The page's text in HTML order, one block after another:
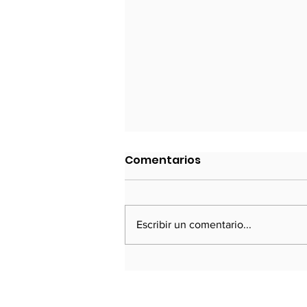
La Fragentación del Sur
de la suscripción de la Carta de
San Francisco, la UNCTAD, la
Comentarios
Escribir un comentario...